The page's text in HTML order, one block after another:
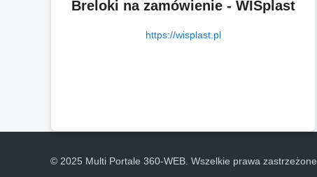
Breloki na zamówienie - WISplast
https://wisplast.pl
© 2025 Multi Portale 360-WEB. Wszelkie prawa zastrzeżone.